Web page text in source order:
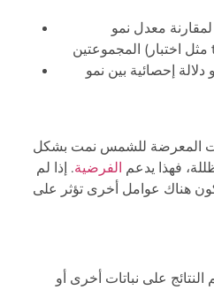
معدل نمو
إحصائية بين نمو
المعرضة للشمس نمت بشكل
فهذا يدعم الفرضية. إذا لم
هناك عوامل أخرى تؤثر على
النتائج على نباتات أخرى أو